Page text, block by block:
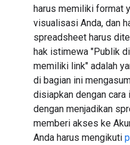
harus memiliki format
visualisasi Anda, dan
spreadsheet harus
hak istimewa "Publik
memiliki link" adalah
di bagian ini
disiapkan dengan cara
dengan menjadikan
memberi akses ke
Anda harus mengikuti